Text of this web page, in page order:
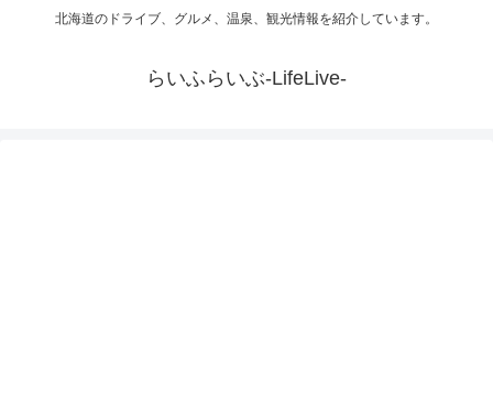
北海道のドライブ、グルメ、温泉、観光情報を紹介しています。
らいふらいぶ-LifeLive-